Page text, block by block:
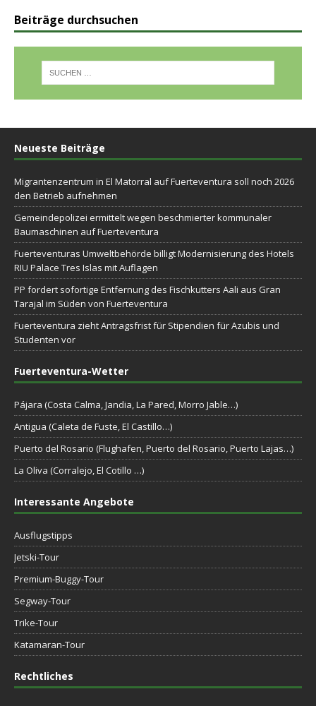
Beiträge durchsuchen
Neueste Beiträge
Migrantenzentrum in El Matorral auf Fuerteventura soll noch 2026
den Betrieb aufnehmen
Gemeindepolizei ermittelt wegen beschmierter kommunaler
Baumaschinen auf Fuerteventura
Fuerteventuras Umweltbehörde billigt Modernisierung des Hotels
RIU Palace Tres Islas mit Auflagen
PP fordert sofortige Entfernung des Fischkutters Aali aus Gran
Tarajal im Süden von Fuerteventura
Fuerteventura zieht Antragsfrist für Stipendien für Azubis und
Studenten vor
Fuerteventura-Wetter
Pájara (Costa Calma, Jandia, La Pared, Morro Jable…)
Antigua (Caleta de Fuste, El Castillo…)
Puerto del Rosario (Flughafen, Puerto del Rosario, Puerto Lajas…)
La Oliva (Corralejo, El Cotillo …)
Interessante Angebote
Ausflugstipps
Jetski-Tour
Premium-Buggy-Tour
Segway-Tour
Trike-Tour
Katamaran-Tour
Rechtliches